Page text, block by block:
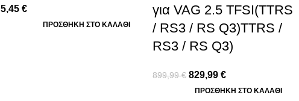
5,45 €
ΠΡΟΣΘΉΚΗ ΣΤΟ ΚΑΛΆΘΙ
για VAG 2.5 TFSI(TTRS
/ RS3 / RS Q3)TTRS /
RS3 / RS Q3)
899,99€ 829,99€
ΠΡΟΣΘΉΚΗ ΣΤΟ ΚΑΛΆΘΙ